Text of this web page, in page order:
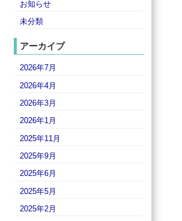
お知らせ
未分類
アーカイブ
2026年7月
2026年4月
2026年3月
2026年1月
2025年11月
2025年9月
2025年6月
2025年5月
2025年2月